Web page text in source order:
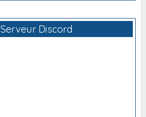
Serveur Discord